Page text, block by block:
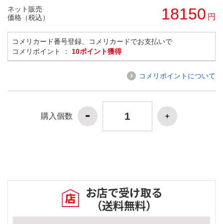
ネット販売
価格（税込）
18150 円
コメリカード番号登録、コメリカードでお支払いで
コメリポイント ： 10ポイント獲得
コメリポイントについて
購入個数
お店で受け取る
（送料無料）